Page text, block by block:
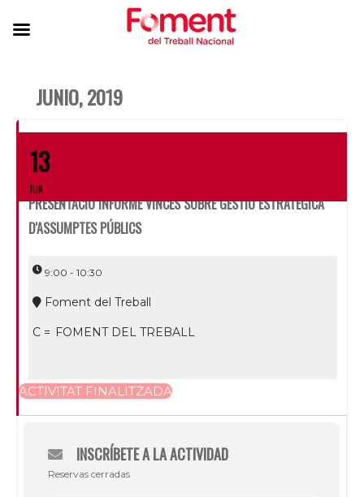
JUNIO, 2019
13
JUN
PRESENTACIÓ INFORME VINCES SOBRE GESTIÓ ESTRATÈGICA
D'ASSUMPTES PÚBLICS
9:00 - 10:30
Foment del Treball
C = FOMENT DEL TREBALL
ACTIVITAT FINALITZADA
INSCRÍBETE A LA ACTIVIDAD
Reservas cerradas